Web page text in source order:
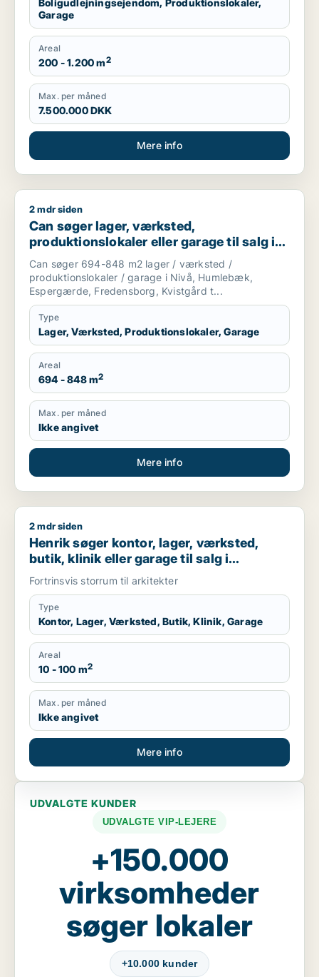
Boligudlejningsejendom, Produktionslokaler,
Garage
Areal
200 - 1.200 m2
Max. per måned
7.500.000 DKK
Mere info
Can søger lager, værksted, produktionslokaler eller
2 mdr siden
Can søger lager, værksted,
produktionslokaler eller garage til salg i
Nivå, Humlebæk eller Espergærde m.fl.
Can søger 694-848 m2 lager / værksted /
produktionslokaler / garage i Nivå, Humlebæk,
Espergærde, Fredensborg, Kvistgård t...
Type
Lager, Værksted, Produktionslokaler, Garage
Areal
694 - 848 m2
Max. per måned
Ikke angivet
Mere info
Henrik søger kontor, lager, værksted, butik, klinik eller
2 mdr siden
Henrik søger kontor, lager, værksted,
butik, klinik eller garage til salg i
København K, Vesterbro eller
Fortrinsvis storrum til arkitekter
Type
Kontor, Lager, Værksted, Butik, Klinik, Garage
Areal
10 - 100 m2
Max. per måned
Ikke angivet
Mere info
UDVALGTE KUNDER
UDVALGTE VIP-LEJERE
+150.000
virksomheder
søger lokaler
+10.000 kunder